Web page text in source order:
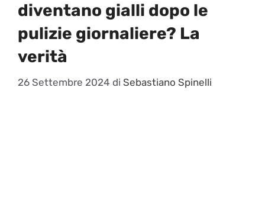
diventano gialli dopo le
pulizie giornaliere? La
verità
26 Settembre 2024 di Sebastiano Spinelli